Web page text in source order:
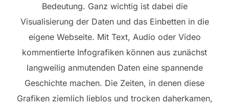
Bedeutung. Ganz wichtig ist dabei die
Visualisierung der Daten und das Einbetten in die
eigene Webseite. Mit Text, Audio oder Video
kommentierte Infografiken können aus zunächst
langweilig anmutenden Daten eine spannende
Geschichte machen. Die Zeiten, in denen diese
Grafiken ziemlich lieblos und trocken daherkamen,